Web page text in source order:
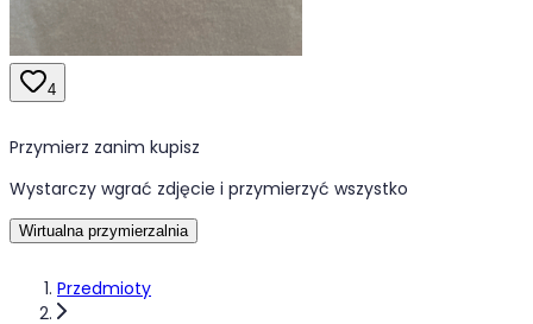
Przedmioty
4
Przymierz zanim kupisz
Wystarczy wgrać zdjęcie i przymierzyć wszystko
Wirtualna przymierzalnia